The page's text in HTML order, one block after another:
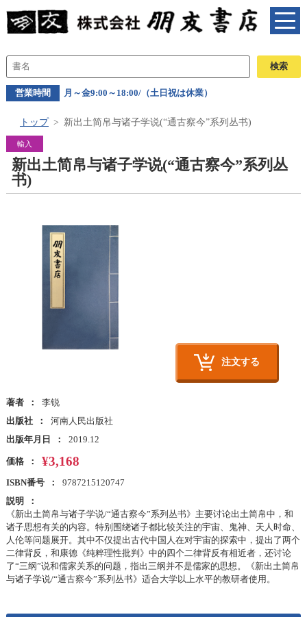
営業時間 月～金9:00～18:00/（土日祝は休業）
トップ 新出土简帛与诸子学说(“通古察今”系列丛书)
輸入
新出土简帛与诸子学说(“通古察今”系列丛
书)
注文する
著者
李锐
出版社
河南人民出版社
出版年月日
2019.12
価格 ¥3,168
ISBN番号
9787215120747
説明
《新出土简帛与诸子学说/“通古察今”系列丛书》主要讨论出土简帛中，和
诸子思想有关的内容。特别围绕诸子都比较关注的宇宙、鬼神、天人时命、
人伦等问题展开。其中不仅提出古代中国人在对宇宙的探索中，提出了两个
二律背反，和康德《纯粹理性批判》中的四个二律背反有相近者，还讨论
了“三纲”说和儒家关系的问题，指出三纲并不是儒家的思想。《新出土简帛
与诸子学说/“通古察今”系列丛书》适合大学以上水平的教研者使用。